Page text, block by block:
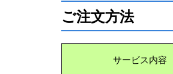
ご注文方法
サービス内容